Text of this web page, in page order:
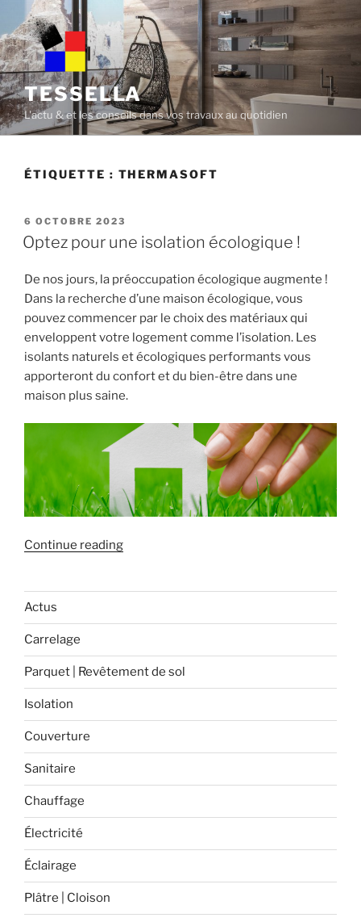
content
TESSELLA
L'actu & et les conseils dans vos travaux au quotidien
ÉTIQUETTE : THERMASOFT
POSTED
ON
6 OCTOBRE 2023
Optez pour une isolation écologique !
De nos jours, la préoccupation écologique augmente !
Dans la recherche d’une maison écologique, vous
pouvez commencer par le choix des matériaux qui
enveloppent votre logement comme l’isolation. Les
isolants naturels et écologiques performants vous
apporteront du confort et du bien-être dans une
maison plus saine.
Continue reading« Optez
écologique ! »
Actus
Carrelage
Parquet | Revêtement de sol
Isolation
Couverture
Sanitaire
Chauffage
Électricité
Éclairage
Plâtre | Cloison